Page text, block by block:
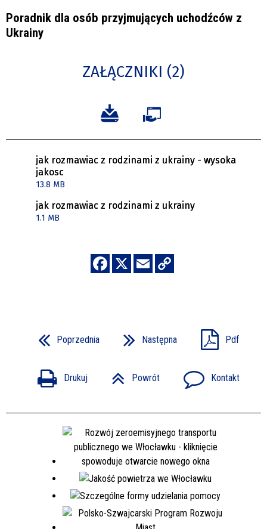
Poradnik dla osób przyjmujących uchodźców z
Ukrainy
ZAŁĄCZNIKI (2)
jak rozmawiac z rodzinami z ukrainy - wysoka
jakosc
13.8 MB
jak rozmawiac z rodzinami z ukrainy
1.1 MB
Poprzednia Następna Pdf
Drukuj Powrót Kontakt